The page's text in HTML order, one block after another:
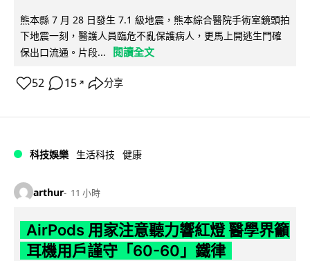
熊本縣 7 月 28 日發生 7.1 級地震，熊本綜合醫院手術室鏡頭拍
下地震一刻，醫護人員臨危不亂保護病人，更馬上開逃生門確
保出口流通。片段...
閱讀全文
52 15 ↗ 分享
科技娛樂 生活科技 健康
arthur 11 小時
AirPods 用家注意聽力響紅燈 醫學界籲
耳機用戶謹守「60-60」鐵律